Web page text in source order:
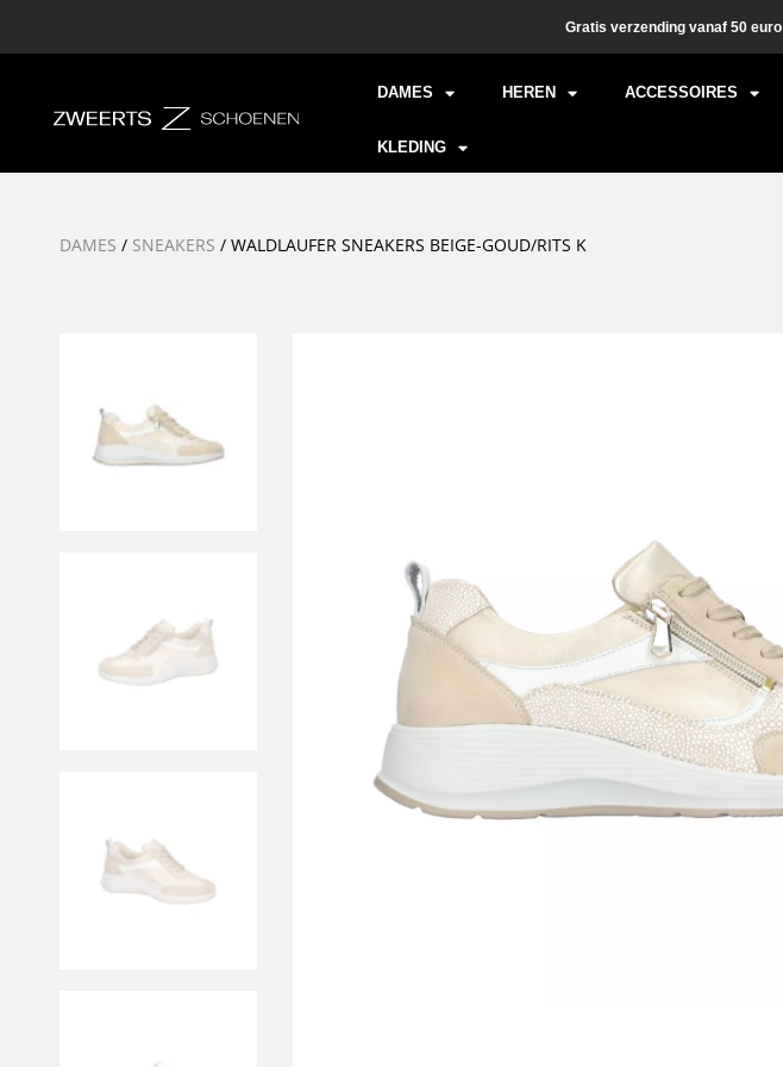
Gratis verzending vanaf 50 euro
DAMES HEREN ACCESSOIRES
KLEDING
DAMES / SNEAKERS / WALDLAUFER SNEAKERS BEIGE-GOUD/RITS K